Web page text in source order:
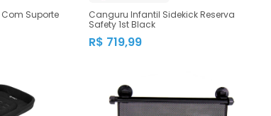
Com Suporte
Canguru Infantil Sidekick Reserva
Safety 1st Black
R$ 719,99